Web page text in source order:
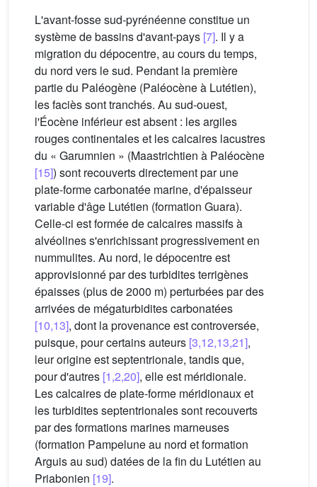
L'avant-fosse sud-pyrénéenne constitue un
système de bassins d'avant-pays [7]. Il y a
migration du dépocentre, au cours du temps,
du nord vers le sud. Pendant la première
partie du Paléogène (Paléocène à Lutétien),
les faciès sont tranchés. Au sud-ouest,
l'Éocène inférieur est absent : les argiles
rouges continentales et les calcaires lacustres
du « Garumnien » (Maastrichtien à Paléocène
[15]) sont recouverts directement par une
plate-forme carbonatée marine, d'épaisseur
variable d'âge Lutétien (formation Guara).
Celle-ci est formée de calcaires massifs à
alvéolines s'enrichissant progressivement en
nummulites. Au nord, le dépocentre est
approvisionné par des turbidites terrigènes
épaisses (plus de 2000 m) perturbées par des
arrivées de mégaturbidites carbonatées
[10,13], dont la provenance est controversée,
puisque, pour certains auteurs [3,12,13,21],
leur origine est septentrionale, tandis que,
pour d'autres [1,2,20], elle est méridionale.
Les calcaires de plate-forme méridionaux et
les turbidites septentrionales sont recouverts
par des formations marines marneuses
(formation Pampelune au nord et formation
Arguis au sud) datées de la fin du Lutétien au
Priabonien [19].